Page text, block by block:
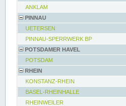
ANKLAM
PINNAU
UETERSEN
PINNAU-SPERRWERK BP
POTSDAMER HAVEL
POTSDAM
RHEIN
KONSTANZ-RHEIN
BASEL-RHEINHALLE
RHEINWEILER